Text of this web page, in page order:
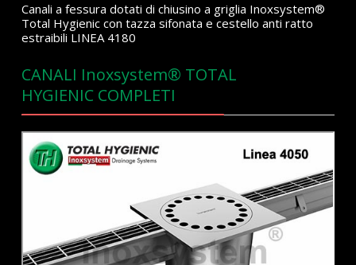
Canali a fessura dotati di chiusino a griglia Inoxsystem®
Total Hygienic con tazza sifonata e cestello anti ratto
estraibili LINEA 4180
CANALI Inoxsystem® TOTAL
HYGIENIC COMPLETI